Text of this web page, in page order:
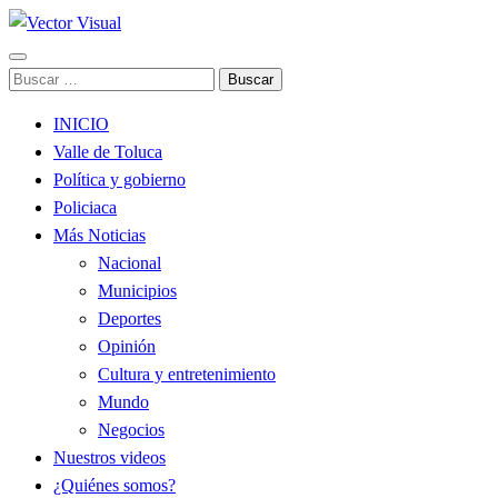
Vector Visual
Noticias y Producción Audiovisual
Buscar:
INICIO
Valle de Toluca
Política y gobierno
Policiaca
Más Noticias
Nacional
Municipios
Deportes
Opinión
Cultura y entretenimiento
Mundo
Negocios
Nuestros videos
¿Quiénes somos?